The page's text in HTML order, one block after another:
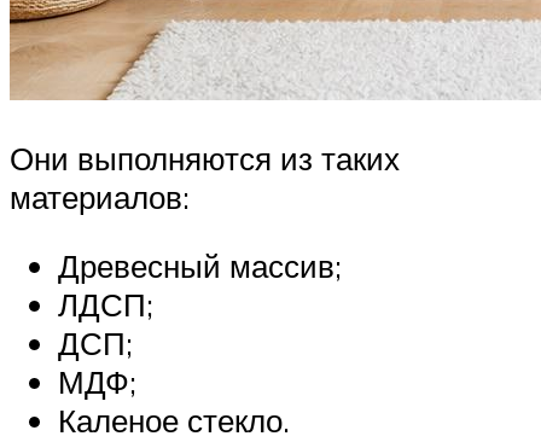
Они выполняются из таких
материалов:
Древесный массив;
ЛДСП;
ДСП;
МДФ;
Каленое стекло.